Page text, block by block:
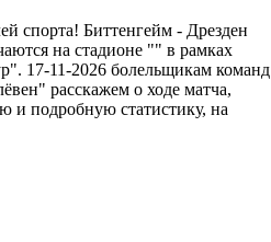
спорта! Биттенгейм - Дрезден
на стадионе "" в рамках
17-11-2026 болельщикам команд
расскажем о ходе матча,
и подробную статистику, на